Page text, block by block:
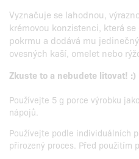
Vyznačuje se lahodnou,
krémovou konzistenci, která
pokrmu a dodává mu
ovesných kaší, omelet nebo
Zkuste to a nebudete litovat! :)
Používejte 5 g porce výrobku
nápojů.
Používejte podle individuálních
přirozený proces. Před použitím